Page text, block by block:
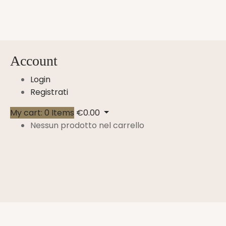
Account
Login
Registrati
My cart: 0 Items €0.00
Nessun prodotto nel carrello